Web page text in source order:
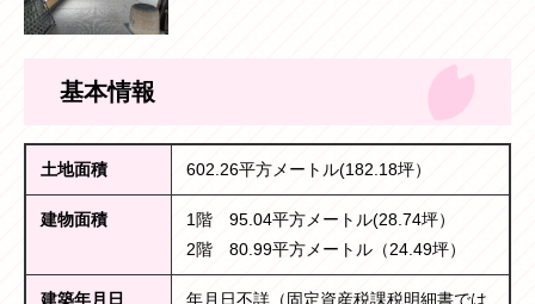
基本情報
土地面積 602.26平方メートル(182.18坪）
建物面積
1階 95.04平方メートル(28.74坪）
2階 80.99平方メートル（24.49坪）
建築年月日
年月日不詳（固定資産税課税明細書では